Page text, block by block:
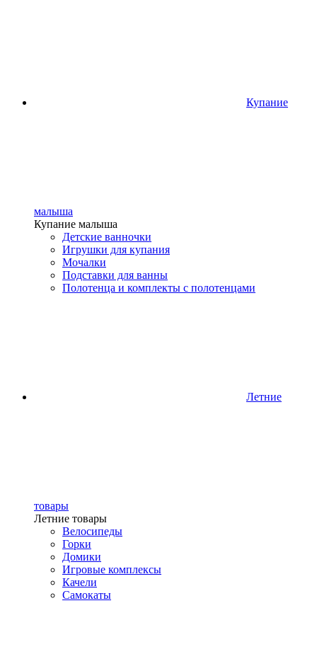
Купание
малыша
Купание малыша
Детские ванночки
Игрушки для купания
Мочалки
Подставки для ванны
Полотенца и комплекты с полотенцами
Летние
товары
Летние товары
Велосипеды
Горки
Домики
Игровые комплексы
Качели
Самокаты